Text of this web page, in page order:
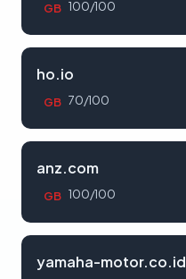
GB 100/100
ho.io
GB 70/100
anz.com
GB 100/100
yamaha-motor.co.id